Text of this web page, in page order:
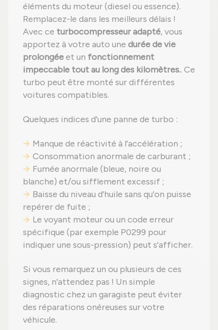
éléments du moteur (diesel ou essence).
Remplacez-le dans les meilleurs délais !
Avec ce turbocompresseur adapté, vous
apportez à votre auto une durée de vie
prolongéeet un fonctionnement
impeccable tout au long des kilomètres.. Ce
turbo peut être monté sur différentes
voitures compatibles.
Quelques indices d'une panne de turbo :
Manque de réactivité à l'accélération ;
Consommation anormale de carburant ;
Fumée anormale (bleue, noire ou
blanche) et/ou sifflement excessif ;
Baisse du niveau d'huile sans qu'on puisse
repérer de fuite ;
Le voyant moteur ou un code erreur
spécifique (par exemple P0299 pour
indiquer une sous-pression) peut s'afficher.
Si vous remarquez un ou plusieurs de ces
signes, n'attendez pas ! Un simple
diagnostic chez un garagiste peut éviter
des réparations onéreuses sur votre
véhicule.